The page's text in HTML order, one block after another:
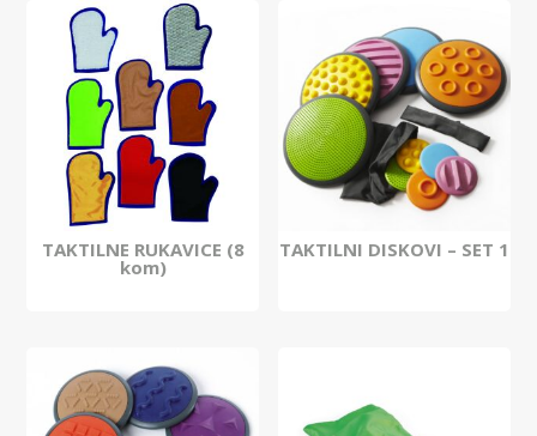
TAKTILNE RUKAVICE (8
kom)
TAKTILNI DISKOVI – SET 1